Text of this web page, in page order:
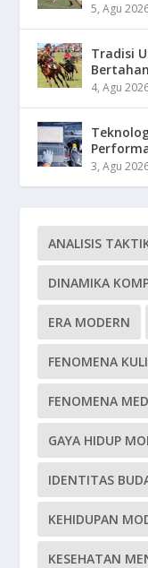
5, Agu
Tradisi
4, Agu
3, Agu
ANALISIS
DINAMIKA
ERA MODERN
FENOMENA
FENOMENA
GAYA HIDUP
IDENTITAS
KEHIDUPAN
KESEHATAN